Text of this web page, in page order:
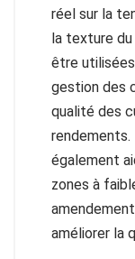
réel sur la
la texture
être
gestion des
qualité des
également
zones à
améliorer la